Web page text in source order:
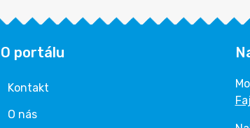
O portálu
Kontakt
O nás